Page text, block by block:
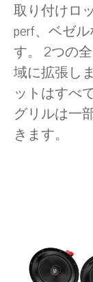
取り付けロ
perf、ベゼ
す。 2つの
域に拡張し
ットはすべ
グリルは一
きます。